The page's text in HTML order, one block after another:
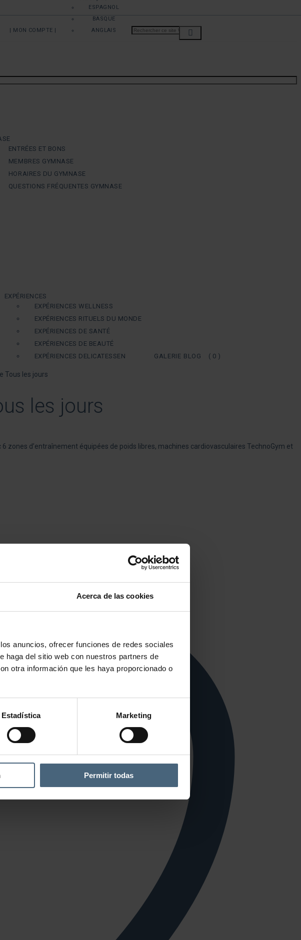
Acerca de las cookies
anuncios, ofrecer funciones de redes sociales
haga del sitio web con nuestros partners de
otra información que les haya proporcionado o
Estadística Marketing
Permitir todas
| MON COMPTE |
ESPAGNOL
BASQUE
ANGLAIS
ENTRÉES ET BONS
MEMBRES GYMNASE
HORAIRES DU GYMNASE
QUESTIONS FRÉQUENTES GYMNASE
EXPÉRIENCES
EXPÉRIENCES WELLNESS
EXPÉRIENCES RITUELS DU MONDE
EXPÉRIENCES DE SANTÉ
EXPÉRIENCES DE BEAUTÉ
EXPÉRIENCES DELICATESSEN
GALERIE BLOG ( 0 )
Tous les jours
les jours
6 zones d’entraînement équipées de poids libres, machines cardiovasculaires TechnoGym et